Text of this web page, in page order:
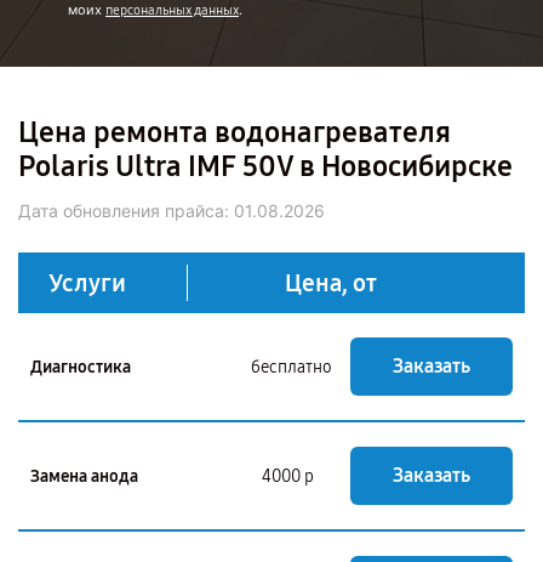
моих персональных данных.
Цена ремонта водонагревателя
Polaris Ultra IMF 50V в Новосибирске
Дата обновления прайса: 01.08.2026
Услуги Цена, от
Диагностика бесплатно Заказать
Замена анода 4000 р Заказать